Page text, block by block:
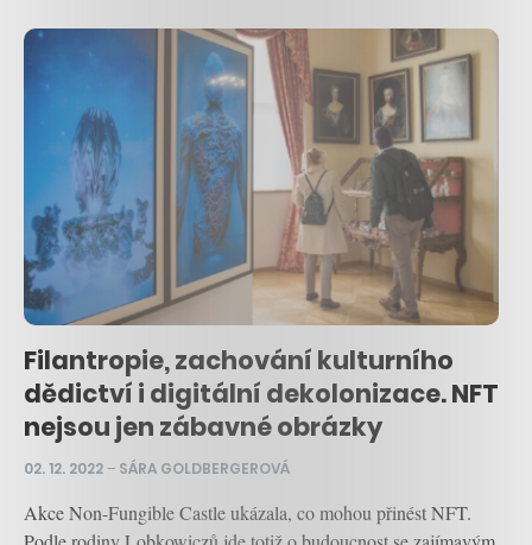
Filantropie, zachování kulturního
dědictví i digitální dekolonizace. NFT
nejsou jen zábavné obrázky
02. 12. 2022– SÁRA GOLDBERGEROVÁ
Akce Non-Fungible Castle ukázala, co mohou přinést NFT.